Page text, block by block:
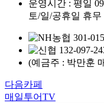
운영시간 : 평일
토/일/공휴일 휴무
301-
132-097-
(예금주 : 박만훈
다음카페
매일투어TV